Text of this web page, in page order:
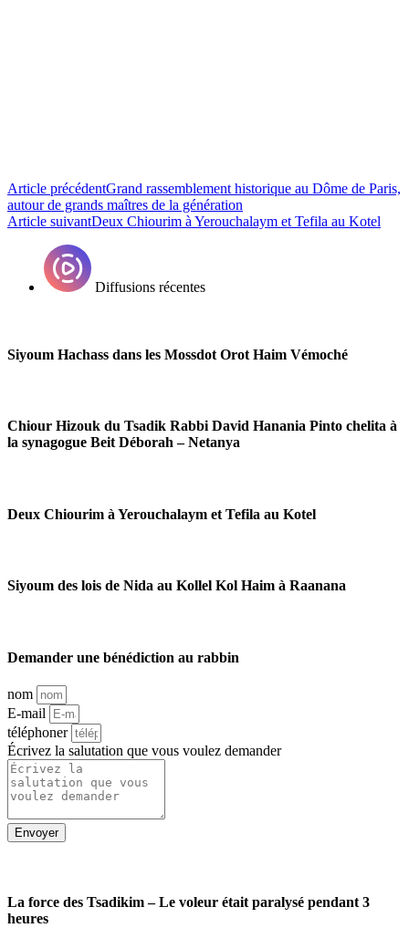
Article précédentGrand rassemblement historique au Dôme de Paris,
autour de grands maîtres de la génération
Article suivantDeux Chiourim à Yerouchalaym et Tefila au Kotel
Diffusions récentes
Siyoum Hachass dans les Mossdot Orot Haim Vémoché
Chiour Hizouk du Tsadik Rabbi David Hanania Pinto chelita à
la synagogue Beit Déborah – Netanya
Deux Chiourim à Yerouchalaym et Tefila au Kotel
Siyoum des lois de Nida au Kollel Kol Haim à Raanana
Demander une bénédiction au rabbin
nom
E-mail
téléphoner
Écrivez la salutation que vous voulez demander
Envoyer
La force des Tsadikim – Le voleur était paralysé pendant 3
heures